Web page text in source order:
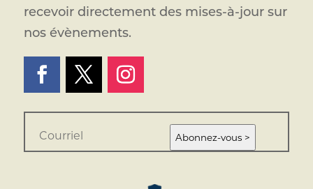
recevoir directement des mises-à-jour sur
nos évènements.
a
Abonnez-vous >